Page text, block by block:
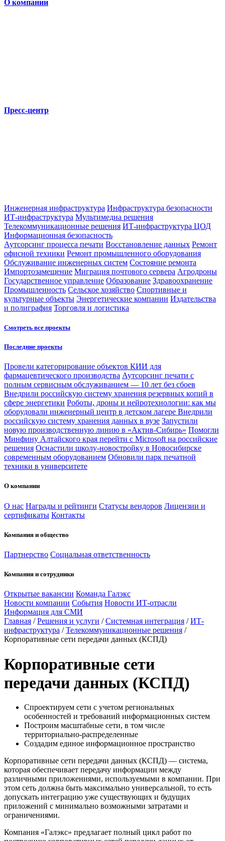
О компании
Пресс-центр
Инженерная инфраструктура Инфраструктура безопасности
ИТ-инфраструктура Мультимедиа решения
Телекоммуникационные решения ИТ-инфраструктура ЦОД
Информационная безопасность
Аутсорсинг процесса печати Восстановление данных Ремонт
офисной техники Ремонт промышленного оборудования
Обслуживание инженерных систем Состояние ремонта
Импортозамещение Миграция почтового сервера Агродроны
Государственное управление Образование Здравоохранение
Промышленность Сельское хозяйство Спортивные и
культурные объекты Энергетические компании Издательства
и полиграфия Торговля и логистика
Смотреть все проекты
Последние проекты
Провели категорирование объектов КИИ для
фармацевтического производства Аутсорсинг печати с
полным сервисным обслуживанием — 10 лет без сбоев
Внедрили российскую систему хранения резервных копий в
сфере энергетики Роботы, дроны и нейротехнологии: как мы
оборудовали инженерный центр в детском лагере Внедрили
российскую систему хранения данных в вузе Запустили
новую производственную линию в «Актив-Сибирь» Помогли
Минфину Алтайского края перейти с Microsoft на российские
решения Оснастили школу-новостройку в Новосибирске
современным оборудованием Обновили парк печатной
техники в университете
О компании
О нас Награды и рейтинги Статусы вендоров Лицензии и
сертификаты Контакты
Компания и общество
Партнерство Социальная ответственность
Компания и сотрудники
Открытые вакансии Команда Галэкс
Новости компании События Новости ИТ-отрасли
Информация для СМИ
Главная / Решения и услуги / Системная интеграция / ИТ-
инфраструктура / Телекоммуникационные решения /
Корпоративные сети передачи данных (КСПД)
Корпоративные сети
передачи данных (КСПД)
Спроектируем сети с учетом региональных
особенностей и требований информационных систем
Построим масштабные сети, в том числе
территориально-распределенные
Создадим единое информационное пространство
Корпоративные сети передачи данных (КСПД) — система,
которая обеспечивает передачу информации между
различными приложениями, используемыми в компании. При
этом сеть должна быть максимально универсальной, то есть
допускать интеграцию уже существующих и будущих
приложений с минимально возможными затратами и
ограничениями.
Компания «Галэкс» предлагает полный цикл работ по